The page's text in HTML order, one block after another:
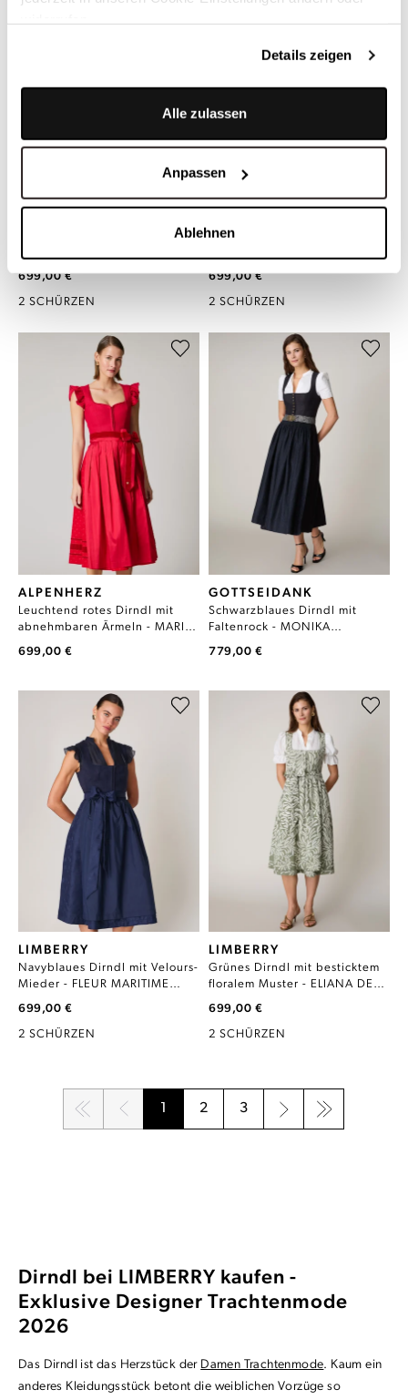
Details zeigen
Alle zulassen
Anpassen
Ablehnen
Dunkelblaues strukturiertes
699,00 €
2 SCHÜRZEN
Dunkelblaues Dirndl mit
699,00 €
2 SCHÜRZEN
ALPENHERZ
Leuchtend rotes Dirndl mit
abnehmbaren Ärmeln - MARIE
699,00 €
GOTTSEIDANK
Schwarzblaues Dirndl mit
Faltenrock - MONIKA
779,00 €
LIMBERRY
Navyblaues Dirndl mit Velours-
Mieder - FLEUR MARITIME
699,00 €
2 SCHÜRZEN
LIMBERRY
Grünes Dirndl mit besticktem
floralem Muster - ELIANA DEEP
699,00 €
2 SCHÜRZEN
1 2 3
Dirndl bei LIMBERRY kaufen -
Exklusive Designer Trachtenmode
2026
Das Dirndl ist das Herzstück der Damen Trachtenmode. Kaum ein
anderes Kleidungsstück betont die weiblichen Vorzüge so